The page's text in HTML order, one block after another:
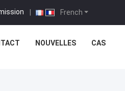
French
|
NOUVELLES CAS